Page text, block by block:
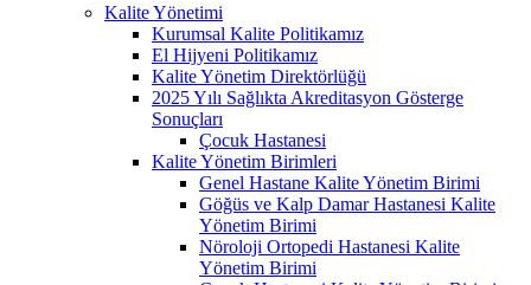
Kalite Yönetimi
Kurumsal Kalite Politikamız
El Hijyeni Politikamız
Kalite Yönetim Direktörlüğü
2025 Yılı Sağlıkta Akreditasyon Gösterge
Sonuçları
Çocuk Hastanesi
Kalite Yönetim Birimleri
Genel Hastane Kalite Yönetim Birimi
Göğüs ve Kalp Damar Hastanesi Kalite
Yönetim Birimi
Nöroloji Ortopedi Hastanesi Kalite
Yönetim Birimi